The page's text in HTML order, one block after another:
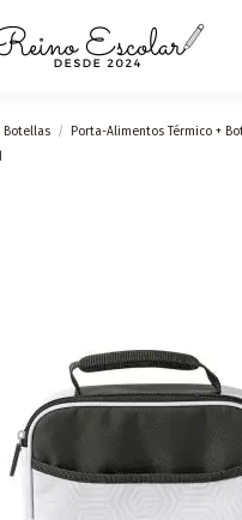
Botellas
Porta-Alimentos Térmico +